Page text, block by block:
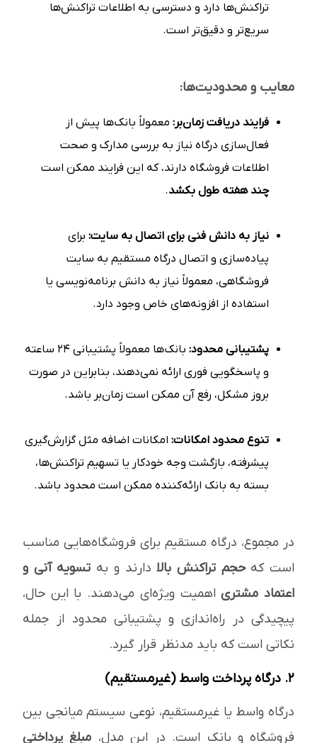
تراکنش‌ها دارد و دسترسی به اطلاعات تراکنش‌ها
سریع‌تر و دقیق‌تر است.
معایب و محدودیت‌ها:
فرایند دریافت زمان‌بر: معمولاً بانک‌ها پیش از
فعال‌سازی درگاه نیاز به بررسی مدارک و صحت
اطلاعات فروشگاه دارند، که این فرایند ممکن است
چند هفته طول بکشد.
نیاز به دانش فنی برای اتصال به سایت: برای
پیاده‌سازی و اتصال درگاه مستقیم به سایت
فروشگاهی، معمولاً نیاز به دانش برنامه‌نویسی یا
استفاده از افزونه‌های خاص وجود دارد.
پشتیبانی محدود:
بانک‌ها معمولاً پشتیبانی ۲۴ ساعته
و پاسخگویی فوری ارائه نمی‌دهند، بنابراین در صورت
بروز مشکل، رفع آن ممکن است زمان‌بر باشد.
تنوع محدود امکانات: امکانات اضافه مثل گزارش‌گیری
پیشرفته، بازگشت وجه خودکار یا تسهیم تراکنش‌ها،
بسته به بانک ارائه‌کننده ممکن است محدود باشد.
در مجموع، درگاه مستقیم برای فروشگاه‌هایی مناسب
است کهحجم تراکنش بالادارند و به تسویه آنی و
اعتماد مشتریاهمیت ویژه‌ای می‌دهند. با این حال،
پیچیدگی در راه‌اندازی و پشتیبانی محدود از جمله
نکاتی است که باید مدنظر قرار گیرد.
۲. درگاه پرداخت واسط (غیرمستقیم)
درگاه واسط یا غیرمستقیم، نوعی سیستم میانجی بین
فروشگاه و بانک است. در این مدل، مبلغ پرداختی